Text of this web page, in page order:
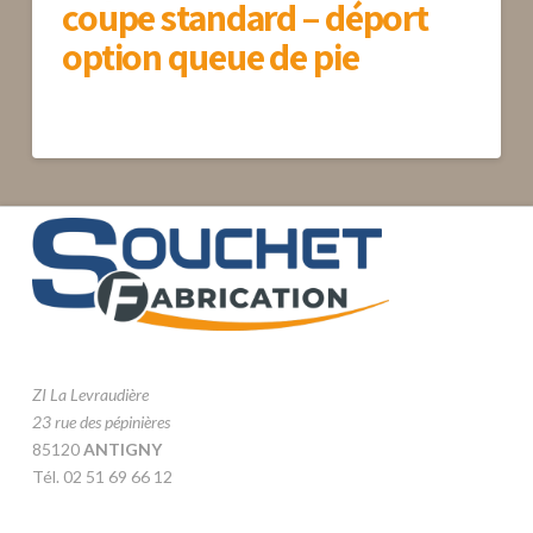
coupe standard – déport
option queue de pie
ZI La Levraudière
23 rue des pépinières
85120ANTIGNY
Tél. 02 51 69 66 12